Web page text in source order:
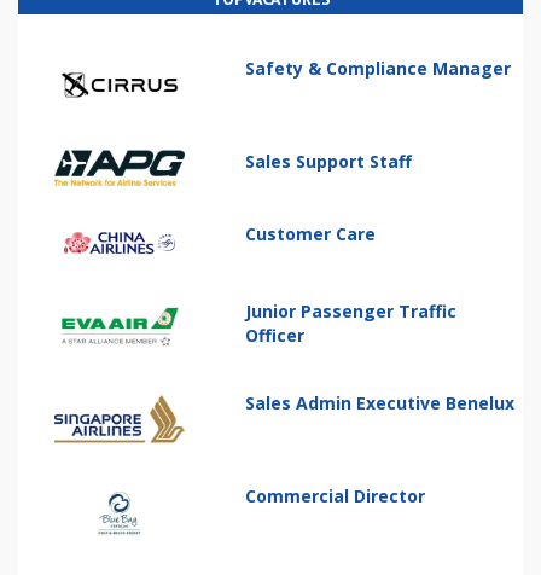
Safety & Compliance Manager
Sales Support Staff
Customer Care
Junior Passenger Traffic
Officer
Sales Admin Executive Benelux
Commercial Director